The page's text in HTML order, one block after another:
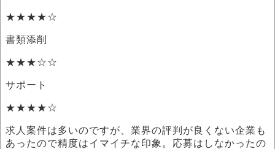
★★★★☆
書類添削
★★★☆☆
サポート
★★★★☆
求人案件は多いのですが、業界の評判が良くない企業も
あったので精度はイマイチな印象。応募はしなかったの